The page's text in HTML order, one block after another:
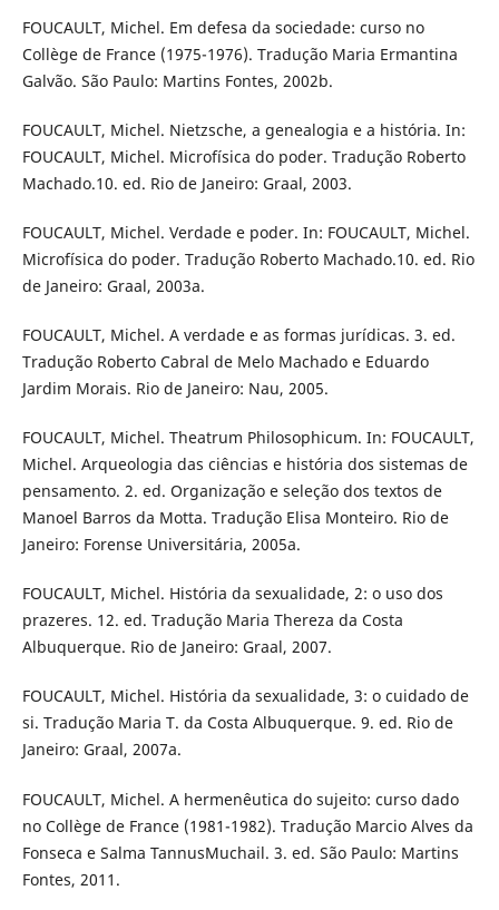
FOUCAULT, Michel. Em defesa da sociedade: curso no
Collège de France (1975-1976). Tradução Maria Ermantina
Galvão. São Paulo: Martins Fontes, 2002b.
FOUCAULT, Michel. Nietzsche, a genealogia e a história. In:
FOUCAULT, Michel. Microfísica do poder. Tradução Roberto
Machado.10. ed. Rio de Janeiro: Graal, 2003.
FOUCAULT, Michel. Verdade e poder. In: FOUCAULT, Michel.
Microfísica do poder. Tradução Roberto Machado.10. ed. Rio
de Janeiro: Graal, 2003a.
FOUCAULT, Michel. A verdade e as formas jurídicas. 3. ed.
Tradução Roberto Cabral de Melo Machado e Eduardo
Jardim Morais. Rio de Janeiro: Nau, 2005.
FOUCAULT, Michel. Theatrum Philosophicum. In: FOUCAULT,
Michel. Arqueologia das ciências e história dos sistemas de
pensamento. 2. ed. Organização e seleção dos textos de
Manoel Barros da Motta. Tradução Elisa Monteiro. Rio de
Janeiro: Forense Universitária, 2005a.
FOUCAULT, Michel. História da sexualidade, 2: o uso dos
prazeres. 12. ed. Tradução Maria Thereza da Costa
Albuquerque. Rio de Janeiro: Graal, 2007.
FOUCAULT, Michel. História da sexualidade, 3: o cuidado de
si. Tradução Maria T. da Costa Albuquerque. 9. ed. Rio de
Janeiro: Graal, 2007a.
FOUCAULT, Michel. A hermenêutica do sujeito: curso dado
no Collège de France (1981-1982). Tradução Marcio Alves da
Fonseca e Salma TannusMuchail. 3. ed. São Paulo: Martins
Fontes, 2011.